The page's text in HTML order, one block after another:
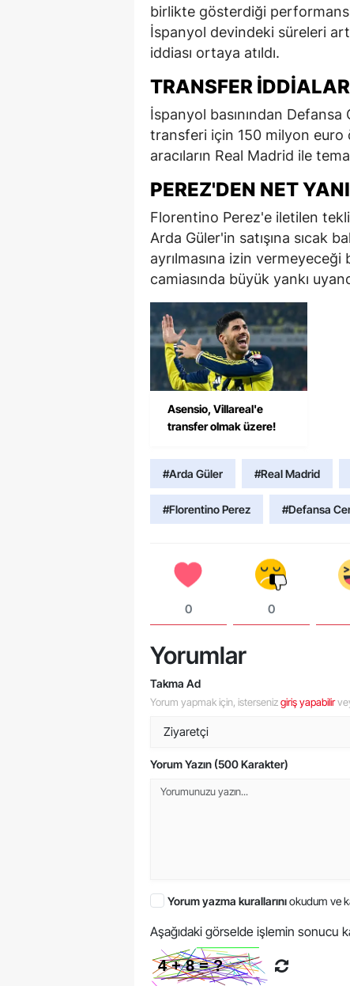
birlikte gösterdiği
İspanyol devindeki süreleri
iddiası ortaya atıldı.
TRANSFER
İspanyol basınından
transferi için 150 milyon euro
aracıların Real Madrid ile
PEREZ'DEN NET
Florentino Perez'e iletilen
Arda Güler'in satışına sıcak
ayrılmasına izin
camiasında büyük yankı
Asensio, Villareal'e
transfer olmak üzere!
#Arda Güler #Real Madrid
#Florentino Perez #Defansa
0 0
Yorumlar
Takma Ad
Yorum yapmak için, istersenizgiriş yapabilir
Yorum Yazın (500 Karakter)
Yorum yazma kurallarınıokudum ve
Aşağıdaki görselde işlemin sonucu